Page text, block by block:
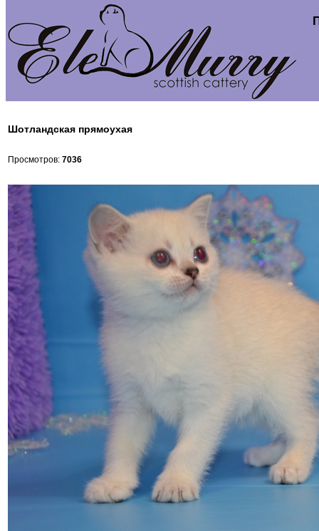
Шотландская прямоухая
Просмотров: 7036